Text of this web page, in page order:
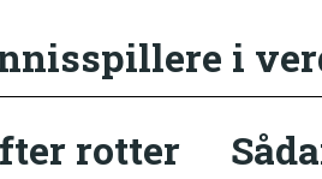
i
rotter